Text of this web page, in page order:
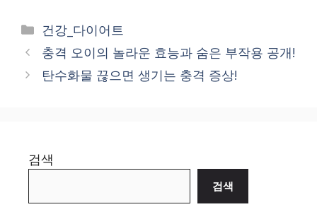
Categories
건강_다이어트
충격 오이의 놀라운 효능과 숨은 부작용 공개!
탄수화물 끊으면 생기는 충격 증상!
검색
검색